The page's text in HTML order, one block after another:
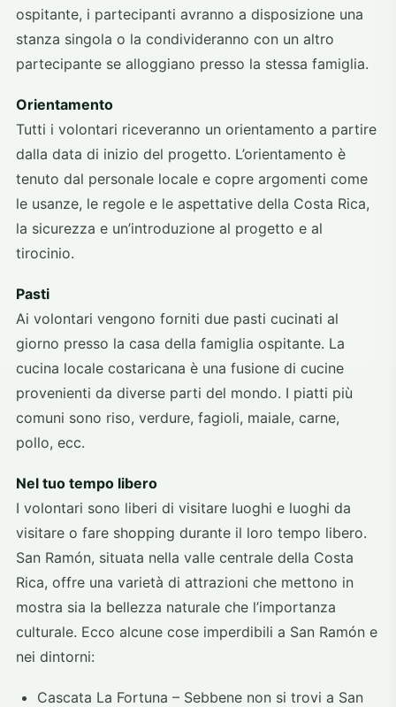
ospitante, i partecipanti avranno a disposizione una
stanza singola o la condivideranno con un altro
partecipante se alloggiano presso la stessa famiglia.
Orientamento
Tutti i volontari riceveranno un orientamento a partire
dalla data di inizio del progetto. L’orientamento è
tenuto dal personale locale e copre argomenti come
le usanze, le regole e le aspettative della Costa Rica,
la sicurezza e un’introduzione al progetto e al
tirocinio.
Pasti
Ai volontari vengono forniti due pasti cucinati al
giorno presso la casa della famiglia ospitante. La
cucina locale costaricana è una fusione di cucine
provenienti da diverse parti del mondo. I piatti più
comuni sono riso, verdure, fagioli, maiale, carne,
pollo, ecc.
Nel tuo tempo libero
I volontari sono liberi di visitare luoghi e luoghi da
visitare o fare shopping durante il loro tempo libero.
San Ramón, situata nella valle centrale della Costa
Rica, offre una varietà di attrazioni che mettono in
mostra sia la bellezza naturale che l’importanza
culturale. Ecco alcune cose imperdibili a San Ramón e
nei dintorni:
Cascata La Fortuna – Sebbene non si trovi a San